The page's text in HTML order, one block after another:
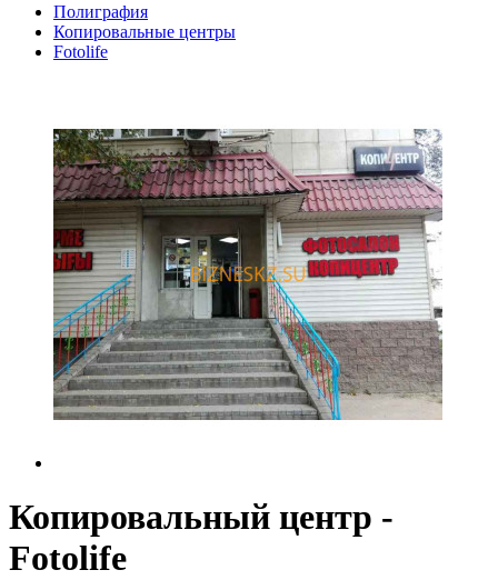
Полиграфия
Копировальные центры
Fotolife
Копировальный центр -
Fotolife